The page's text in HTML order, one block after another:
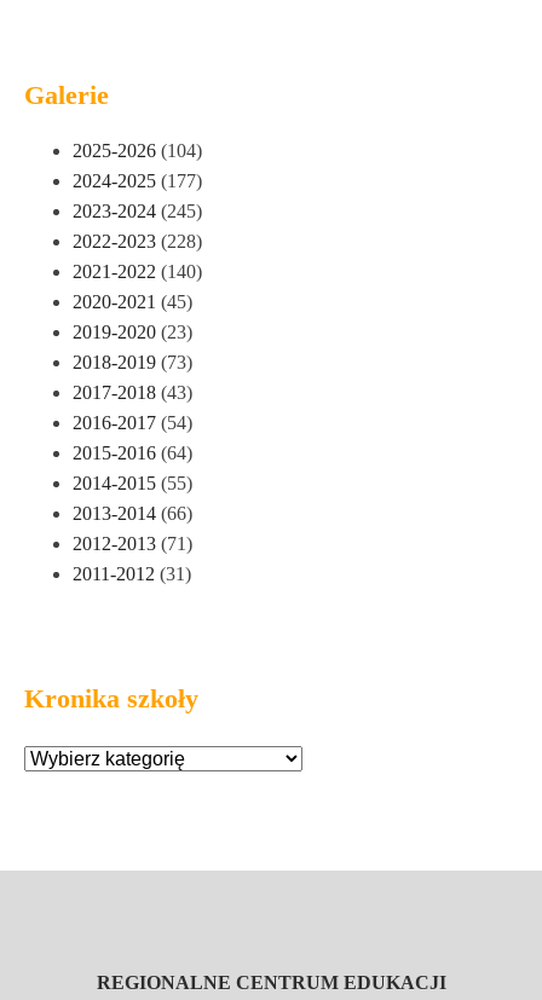
Galerie
2025-2026 (104)
2024-2025 (177)
2023-2024 (245)
2022-2023 (228)
2021-2022 (140)
2020-2021 (45)
2019-2020 (23)
2018-2019 (73)
2017-2018 (43)
2016-2017 (54)
2015-2016 (64)
2014-2015 (55)
2013-2014 (66)
2012-2013 (71)
2011-2012 (31)
Kronika szkoły
REGIONALNE CENTRUM EDUKACJI